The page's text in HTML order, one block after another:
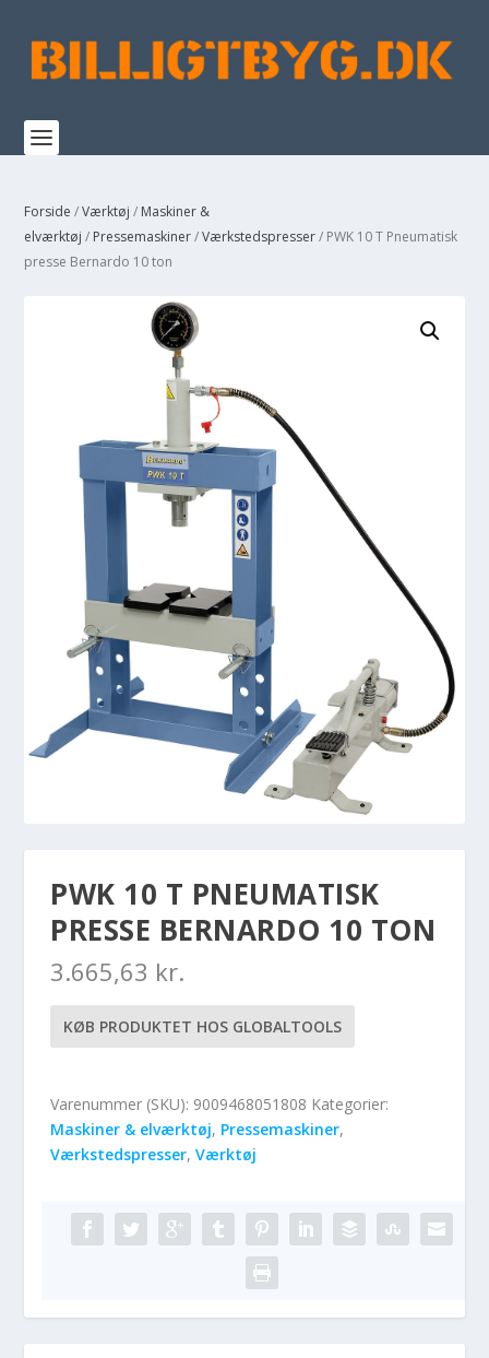
Forside /Værktøj / Maskiner &
elværktøj / Pressemaskiner/Værkstedspresser/ PWK 10 T Pneumatisk
presse Bernardo 10 ton
PWK 10 T PNEUMATISK
PRESSE BERNARDO 10 TON
3.665,63 kr.
KØB PRODUKTET HOS GLOBALTOOLS
Varenummer (SKU): 9009468051808 Kategorier:
Maskiner & elværktøj, Pressemaskiner,
Værkstedspresser,Værktøj